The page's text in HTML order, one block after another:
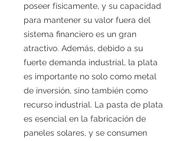
poseer físicamente, y su capacidad
para mantener su valor fuera del
sistema financiero es un gran
atractivo. Además, debido a su
fuerte demanda industrial, la plata
es importante no solo como metal
de inversión, sino también como
recurso industrial. La pasta de plata
es esencial en la fabricación de
paneles solares, y se consumen